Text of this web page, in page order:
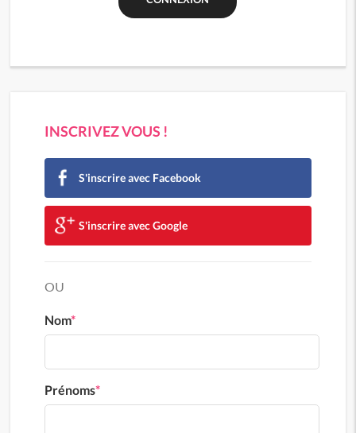
INSCRIVEZ VOUS !
S'inscrire avec Facebook
S'inscrire avec Google
OU
Nom*
Prénoms*